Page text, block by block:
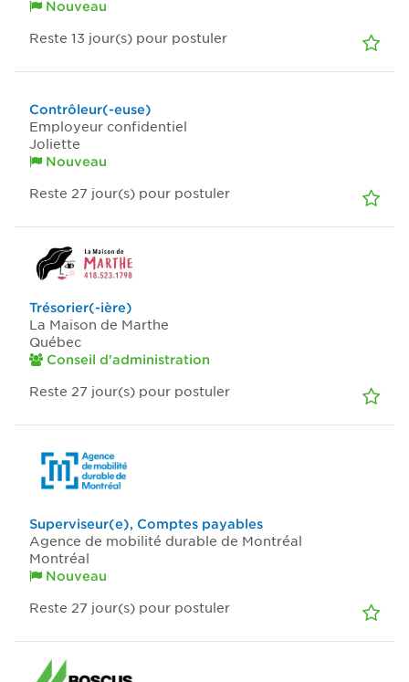
Nouveau
Reste 13 jour(s) pour postuler
Contrôleur(-euse)
Employeur confidentiel
Joliette
Nouveau
Reste 27 jour(s) pour postuler
Trésorier(-ière)
La Maison de Marthe
Québec
Conseil d'administration
Reste 27 jour(s) pour postuler
Superviseur(e), Comptes payables
Agence de mobilité durable de Montréal
Montréal
Nouveau
Reste 27 jour(s) pour postuler